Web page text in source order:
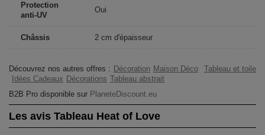
Protection
anti-UV
Oui
Châssis 2 cm d'épaisseur
Découvrez nos autres offres : Décoration Maison Déco
Tableau et toile
Idées Cadeaux Décorations Tableau abstrait
B2B Pro disponible sur PlaneteDiscount.eu
Les avis Tableau Heat of Love